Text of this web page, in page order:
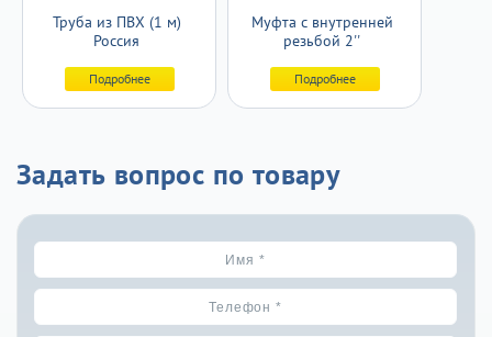
Труба из ПВХ (1 м)
Россия
Подробнее
Муфта с внутренней
резьбой 2''
Подробнее
Задать вопрос по товару